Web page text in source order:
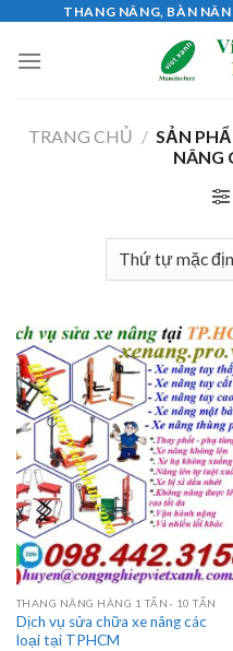
content
THANG NÂNG, BÀN
TRANG CHỦ / SẢN
NÂNG
THANG NÂNG HÀNG 1 TẤN- 10 TẤN
Dịch vụ sửa chữa xe nâng các
loại tại TPHCM